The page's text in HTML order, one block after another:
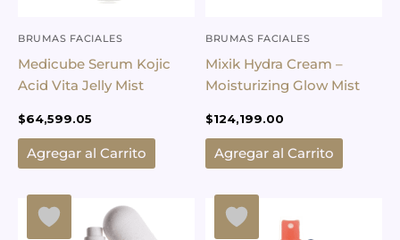
BRUMAS FACIALES
Medicube Serum Kojic
Acid Vita Jelly Mist
$64,599.05
Agregar al Carrito
BRUMAS FACIALES
Mixik Hydra Cream –
Moisturizing Glow Mist
$124,199.00
Agregar al Carrito